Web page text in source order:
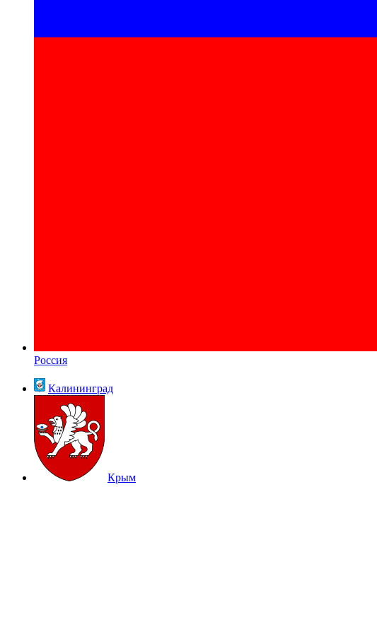
Россия
Калининград
Крым